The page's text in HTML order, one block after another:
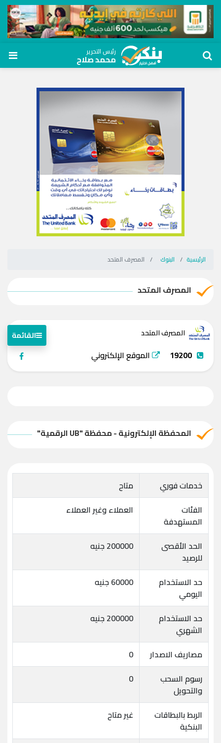
رئيس التحرير
محمد صلاح
الرئيسية البنوك المصرف المتحد
المصرف المتحد
المصرف المتحد القائمة
19200 الموقع الإلكتروني
المحفظة الإلكترونية - محفظة "UB الرقمية"
خدمات فوري
متاح
الفئات
المستهدفة
العملاء وغير العملاء
الحد الأقصى
للرصيد
200000 جنيه
حد الاستخدام
اليومي
60000 جنيه
حد الاستخدام
الشهري
200000 جنيه
مصاريف الاصدار
0
رسوم السحب
والتحويل
0
الربط بالبطاقات
البنكية
غير متاح